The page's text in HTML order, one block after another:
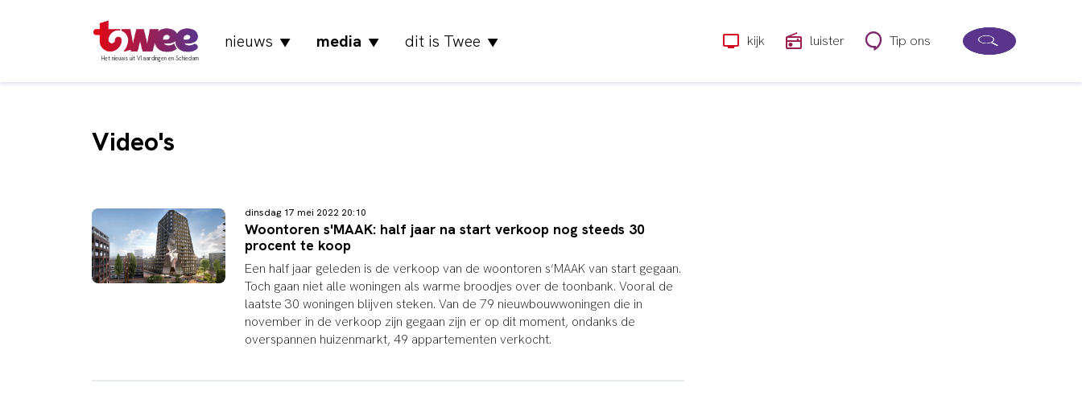
Het nieuws uit Vlaardingen en Schiedam
nieuws ▼ media ▼ dit is Twee ▼ kijk luister Tip ons
Video's
dinsdag 17 mei 2022 20:10
Woontoren s'MAAK: half jaar na start verkoop nog steeds 30
procent te koop
Een half jaar geleden is de verkoop van de woontoren s‘MAAK van start gegaan.
Toch gaan niet alle woningen als warme broodjes over de toonbank. Vooral de
laatste 30 woningen blijven steken. Van de 79 nieuwbouwwoningen die in
november in de verkoop zijn gegaan zijn er op dit moment, ondanks de
overspannen huizenmarkt, 49 appartementen verkocht.